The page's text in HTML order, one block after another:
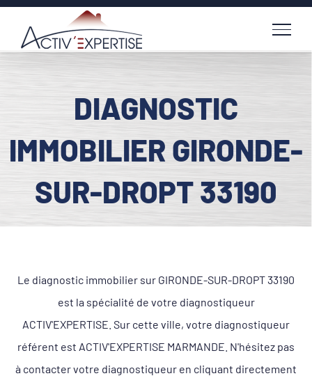
Passer
contenu
DIAGNOSTIC
IMMOBILIER GIRONDE-
SUR-DROPT 33190
Le diagnostic immobilier sur GIRONDE-SUR-DROPT 33190
est la spécialité de votre diagnostiqueur
ACTIV'EXPERTISE. Sur cette ville, votre diagnostiqueur
référent est ACTIV'EXPERTISE MARMANDE. N'hésitez pas
à contacter votre diagnostiqueur en cliquant directement